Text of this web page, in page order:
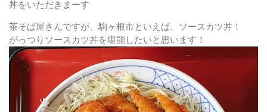
丼をいただきまーす
茶そば屋さんですが、駒ヶ根市といえば、 ソースカツ丼 ！
がっつりソースカツ丼を堪能したいと思います！